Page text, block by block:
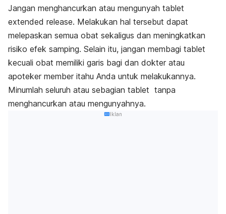
Jangan menghancurkan atau mengunyah tablet
extended release. Melakukan hal tersebut dapat
melepaskan semua obat sekaligus dan meningkatkan
risiko efek samping. Selain itu, jangan membagi tablet
kecuali obat memiliki garis bagi dan dokter atau
apoteker member itahu Anda untuk melakukannya.
Minumlah seluruh atau sebagian tablet tanpa
menghancurkan atau mengunyahnya.
Iklan